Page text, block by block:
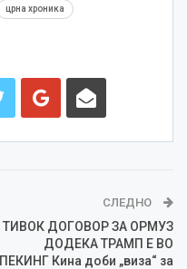
црна хроника
СЛЕДНО
ТИВОК ДОГОВОР ЗА ОРМУЗ
ДОДЕКА ТРАМП Е ВО
ПЕКИНГ Кина доби „виза“ за